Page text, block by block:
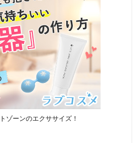
ゾーンのエクササイズ！